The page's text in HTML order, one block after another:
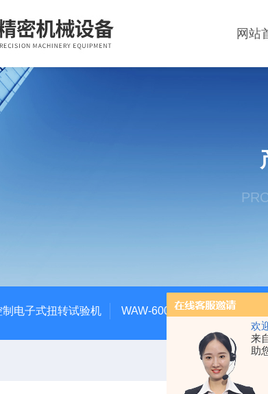
欢
来
助
网站
制电子式扭转试验机 WAW-600D60吨螺栓拉伸试验